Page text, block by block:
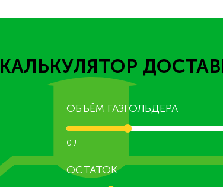
КАЛЬКУЛЯТОР
ОБЪЁМ ГАЗГОЛЬДЕРА
0 Л
ОСТАТОК